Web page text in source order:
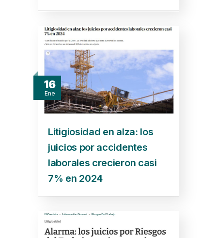
16
Ene
Litigiosidad en alza: los
juicios por accidentes
laborales crecieron casi
7% en 2024